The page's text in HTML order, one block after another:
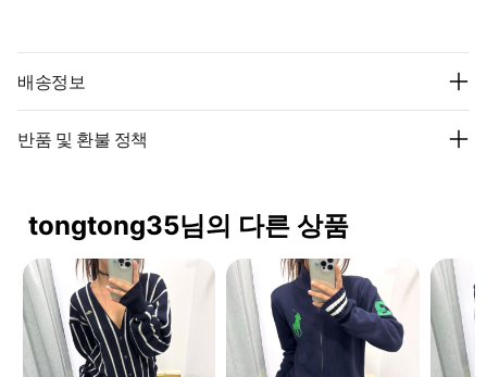
배송정보
반품 및 환불 정책
tongtong35님의 다른 상품